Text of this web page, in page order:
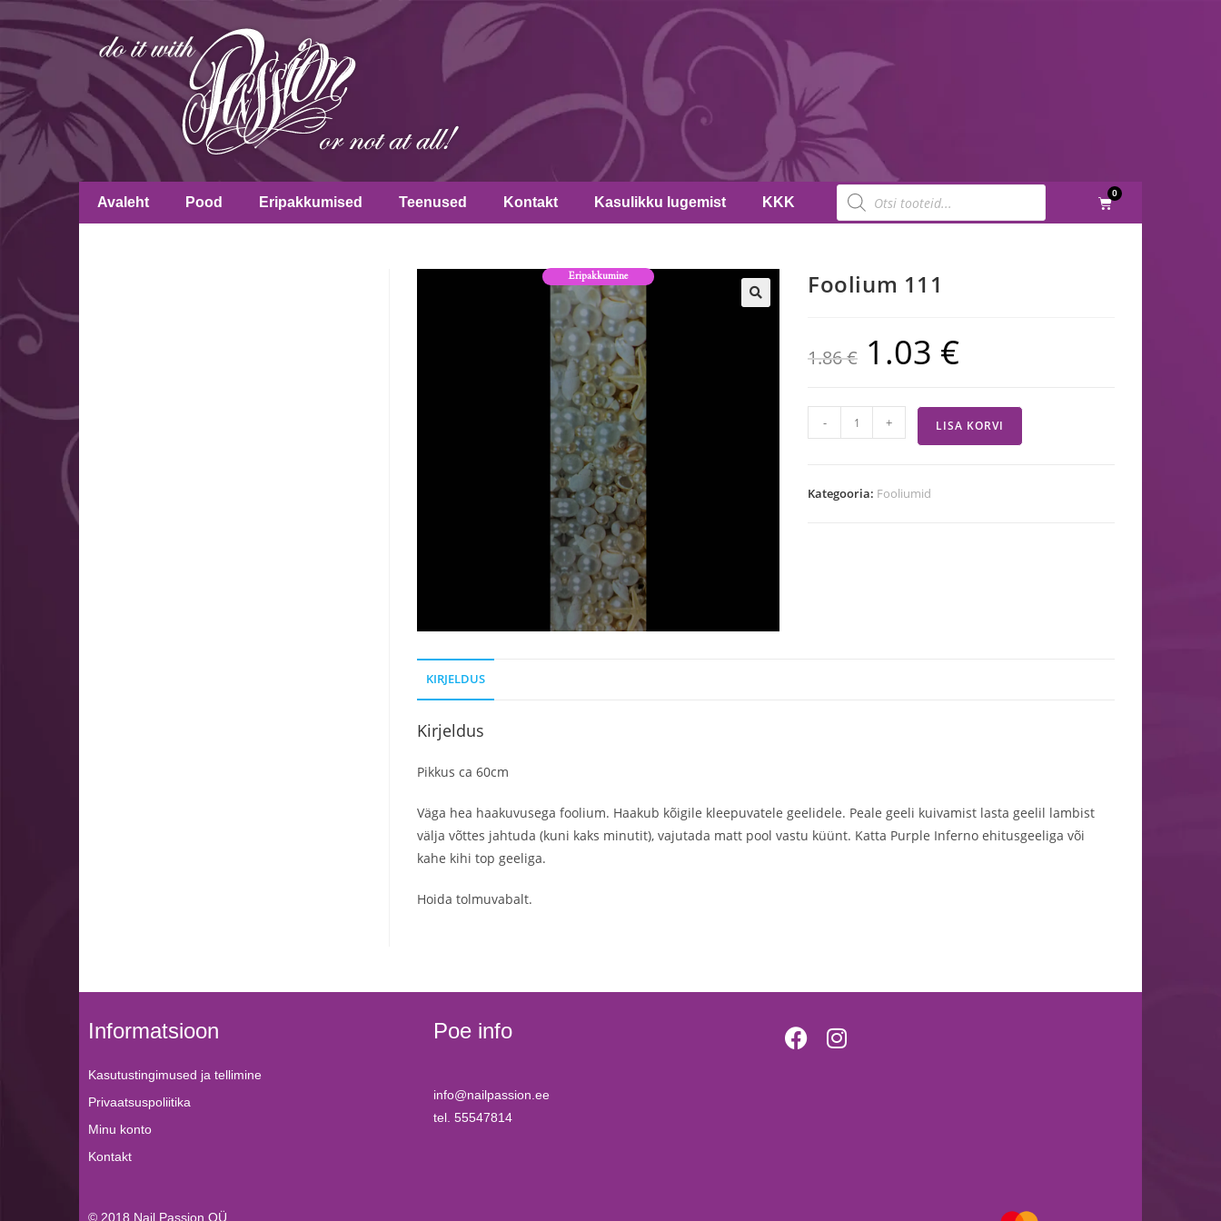
Avaleht Pood Eripakkumised Teenused Kontakt Kasulikku lugemist KKK
0
Eripakkumine Foolium 111
1.86€ 1.03 €
- + LISA KORVI
Kategooria: Fooliumid
KIRJELDUS
Kirjeldus
Pikkus ca 60cm
Väga hea haakuvusega foolium. Haakub kõigile kleepuvatele geelidele. Peale geeli kuivamist lasta geelil lambist
välja võttes jahtuda (kuni kaks minutit), vajutada matt pool vastu küünt. Katta Purple Inferno ehitusgeeliga või
kahe kihi top geeliga.
Hoida tolmuvabalt.
Informatsioon
Kasutustingimused ja tellimine
Privaatsuspoliitika
Minu konto
Kontakt
Poe info
info@nailpassion.ee
tel. 55547814
© 2018 Nail Passion OÜ